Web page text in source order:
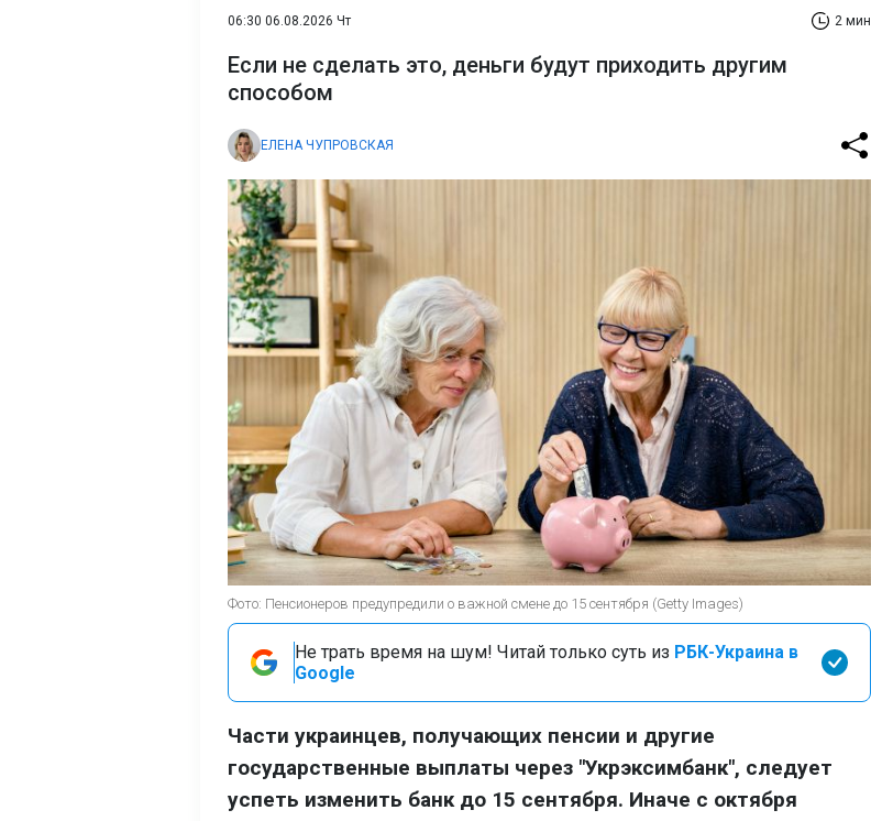
06:30 06.08.2026 Чт 2 мин
Если не сделать это, деньги будут приходить другим
способом
ЕЛЕНА ЧУПРОВСКАЯ
Фото: Пенсионеров предупредили о важной смене до 15 сентября (Getty Images)
Не трать время на шум! Читай только суть из РБК-Украина в
Google
Части украинцев, получающих пенсии и другие
государственные выплаты через "Укрэксимбанк", следует
успеть изменить банк до 15 сентября. Иначе с октября